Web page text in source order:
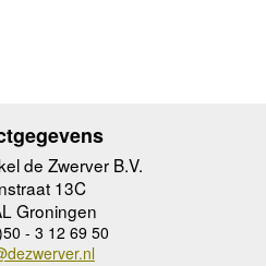
de Zwerver B.V.
13C
Groningen
- 3 12 69 50